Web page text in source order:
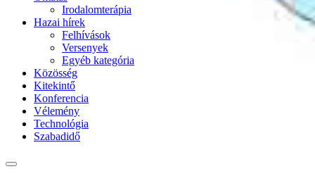
Irodalomterápia
Hazai hírek
Felhívások
Versenyek
Egyéb kategória
Közösség
Kitekintő
Konferencia
Vélemény
Technológia
Szabadidő